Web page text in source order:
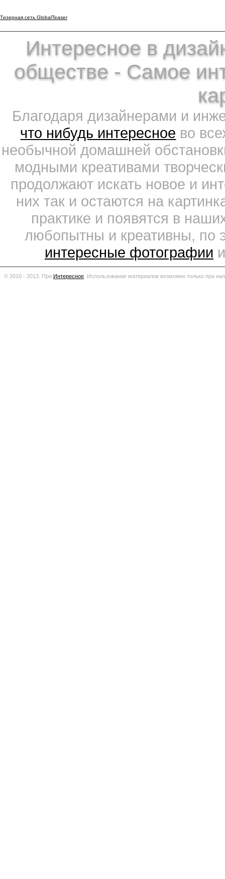
Тизерная сеть GlobalTeaser
Интересное в
обществе - Самое
Благодаря дизайнерами и
что нибудь интересное во
необычной домашней
модными креативами
продолжают искать новое и
них так и остаются на
практике и появятся в
любопытны и креативны, по
интересные фотографии
© 2010 - 2013. Про Интересное Использование материалов возможно только при